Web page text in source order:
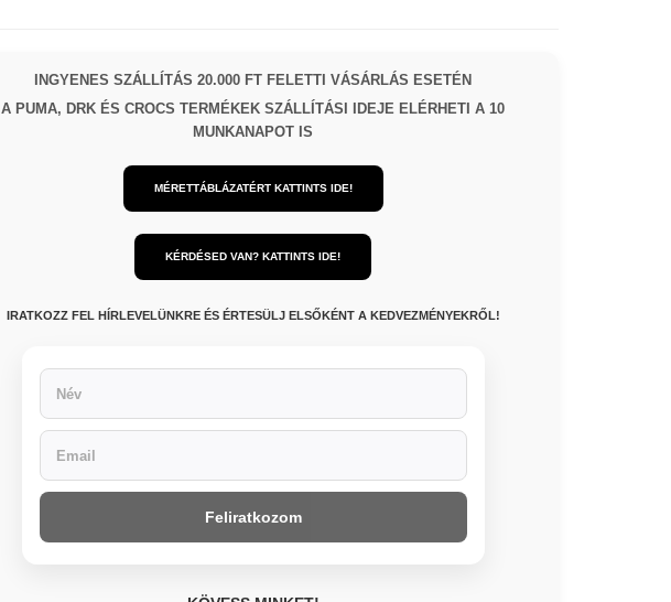
INGYENES SZÁLLÍTÁS 20.000 FT FELETTI VÁSÁRLÁS ESETÉN
A PUMA, DRK ÉS CROCS TERMÉKEK SZÁLLÍTÁSI IDEJE ELÉRHETI A 10
MUNKANAPOT IS
MÉRETTÁBLÁZATÉRT KATTINTS IDE!
KÉRDÉSED VAN? KATTINTS IDE!
IRATKOZZ FEL HÍRLEVELÜNKRE ÉS ÉRTESÜLJ ELSŐKÉNT A KEDVEZMÉNYEKRŐL!
Feliratkozom